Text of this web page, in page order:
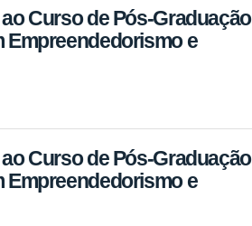
Curso de Pós-Graduação
Empreendedorismo e
Curso de Pós-Graduação
Empreendedorismo e